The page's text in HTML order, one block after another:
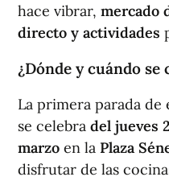
hace vibrar, mercado
directo y actividades
¿Dónde y cuándo se
La primera parada
se celebra del jueves
marzo en la Plaza
disfrutar de las